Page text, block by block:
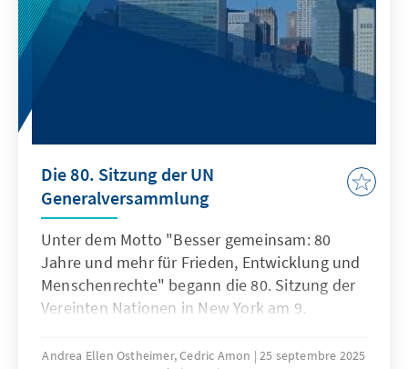
Die 80. Sitzung der UN
Generalversammlung
Unter dem Motto "Besser gemeinsam: 80
Jahre und mehr für Frieden, Entwicklung und
Menschenrechte" begann die 80. Sitzung der
Vereinten Nationen in New York am 9.
Jubiläums der Vereinten Nationen am 22.
Andrea Ellen Ostheimer, Cedric Amon
25 septembre 2025